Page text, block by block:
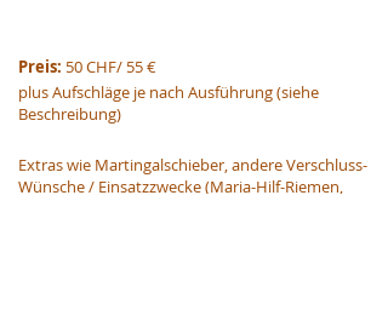
Preis: 50 CHF/ 55 €
plus Aufschläge je nach Ausführung (siehe
Beschreibung)
Extras wie Martingalschieber, andere Verschluss-
Wünsche / Einsatzzwecke (Maria-Hilf-Riemen,